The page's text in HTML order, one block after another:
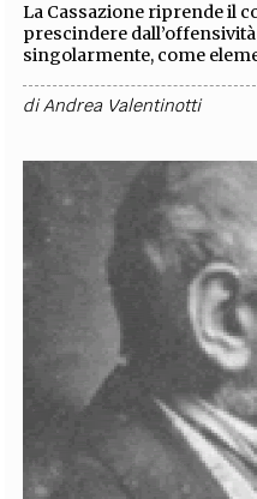
La Cassazione riprende il
prescindere
singolarmente, come
diAndrea Valentinotti